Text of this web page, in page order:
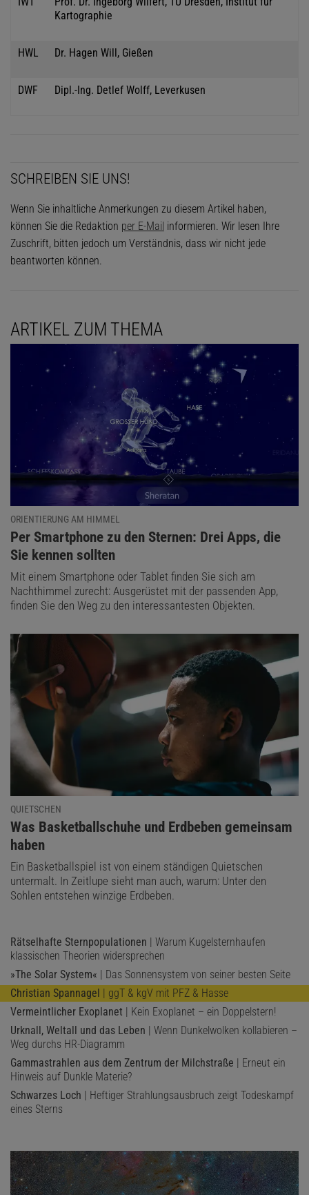
Kartographie
HWL Dr. Hagen Will, Gießen
DWF Dipl.-Ing. Detlef Wolff, Leverkusen
SCHREIBEN SIE UNS!
Wenn Sie inhaltliche Anmerkungen zu diesem Artikel haben,
können Sie die Redaktion per E-Mail informieren. Wir lesen Ihre
Zuschrift, bitten jedoch um Verständnis, dass wir nicht jede
beantworten können.
ARTIKEL ZUM THEMA
ORIENTIERUNG AM HIMMEL
:
Per Smartphone zu den Sternen: Drei Apps, die
Sie kennen sollten
Mit einem Smartphone oder Tablet finden Sie sich am
Nachthimmel zurecht: Ausgerüstet mit der passenden App,
finden Sie den Weg zu den interessantesten Objekten.
QUIETSCHEN
:
Was Basketballschuhe und Erdbeben gemeinsam
haben
Ein Basketballspiel ist von einem ständigen Quietschen
untermalt. In Zeitlupe sieht man auch, warum: Unter den
Sohlen entstehen winzige Erdbeben.
Rätselhafte Sternpopulationen | Warum Kugelsternhaufen
klassischen Theorien widersprechen
»The Solar System« | Das Sonnensystem von seiner besten Seite
Christian Spannagel | ggT & kgV mit PFZ & Hasse
Vermeintlicher Exoplanet | Kein Exoplanet – ein Doppelstern!
Urknall, Weltall und das Leben | Wenn Dunkelwolken kollabieren –
Weg durchs HR-Diagramm
Gammastrahlen aus dem Zentrum der Milchstraße | Erneut ein
Hinweis auf Dunkle Materie?
Schwarzes Loch | Heftiger Strahlungsausbruch zeigt Todeskampf
eines Sterns